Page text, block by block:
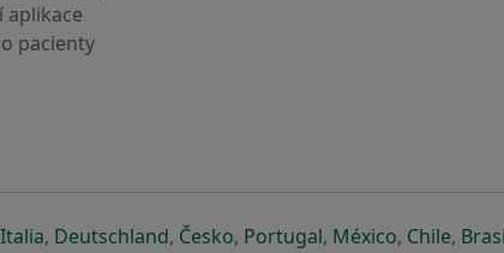
aplikace
pacienty
nové záložce
otevře v nové záložce
Italiase otevře v nové záložce
, Deutschlandse otevře v nové záložce
, Českose otevře v nové záložce
, Portugalse otevře v nové
, Méxicose otevře v
, Chilese
,